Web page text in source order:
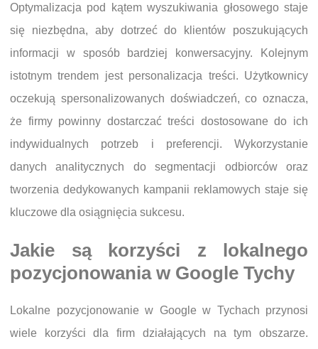
Optymalizacja pod kątem wyszukiwania głosowego staje
się niezbędna, aby dotrzeć do klientów poszukujących
informacji w sposób bardziej konwersacyjny. Kolejnym
istotnym trendem jest personalizacja treści. Użytkownicy
oczekują spersonalizowanych doświadczeń, co oznacza,
że firmy powinny dostarczać treści dostosowane do ich
indywidualnych potrzeb i preferencji. Wykorzystanie
danych analitycznych do segmentacji odbiorców oraz
tworzenia dedykowanych kampanii reklamowych staje się
kluczowe dla osiągnięcia sukcesu.
Jakie są korzyści z lokalnego
pozycjonowania w Google Tychy
Lokalne pozycjonowanie w Google w Tychach przynosi
wiele korzyści dla firm działających na tym obszarze.